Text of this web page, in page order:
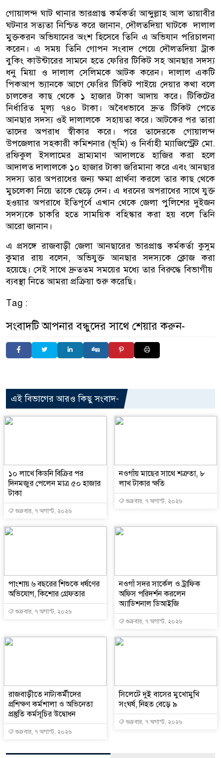
গোয়ালন্দ ঘাট থানার ভারপ্রাপ্ত কর্মকর্তা আব্দুল্লাহ আল তায়াবীর
ঘটনার সত্যতা নিশ্চিত করে জানান, দৌলতদিয়া ঘাটকে দালাল
মুক্তকরন অভিযানের অংশ হিসেবে তিনি এ অভিযান পরিচালনা
করেন। এ সময় তিনি গোপন সংবাদ পেয়ে দৌলতদিয়া ট্রাক
বুকিং কাউন্টারের সামনে হতে ফেরির টিকিট সহ আনছার সদস্য
ধনু মিয়া ও দালাল সেলিমকে আটক করেন। দালাল একটি
পিকআপ ভ্যানকে আগে ফেরির টিকিট পাইয়ে দেয়ার কথা বলে
চালকের কাছ থেকে ১ হাজার টাকা আদায় করে। টিকিটের
নির্ধারিত মূল্য ৭৪০ টাকা। অবৈধভাবে দ্রুত টিকিট পেতে
আনছার সদস্য ওই দালালকে সহায়তা করে। আটকের পর তারা
তাদের অপরাধ স্বীকার করে। পরে তাদেরকে গোয়ালন্দ
উপজেলার সহকারী কমিশনার (ভূমি) ও নির্বাহী ম্যাজিস্ট্রেট মো.
রফিকুল ইসলামের ভ্রাম্যমাণ আদালতে হাজির করা হলে
আদালত দালালকে ১০ হাজার টাকা জরিমানা করে এবং আনছার
সদস্য তার অপরাধের জন্য ক্ষমা প্রার্থনা করলে তার কাছ থেকে
মুচলেকা নিয়ে তাকে ছেড়ে দেন। এ ধরনের অপরাধের সাথে যুক্ত
হওয়ার অপরাধে ইতিপূর্বে এখান থেকে জেলা পুলিশের দুইজন
সদস্যকে চাকরি হতে সাময়িক বহিস্কার করা হয় বলে তিনি
আরো জানান।
এ প্রসঙ্গে রাজবাড়ী জেলা আনছারের ভারপ্রাপ্ত কর্মকর্তা কুসুম
কুমার রায় বলেন, অভিযুক্ত আনছার সদস্যকে ক্লোজ করা
হয়েছে। সেই সাথে দ্রুততম সময়ের মধ্যে তার বিরুদ্ধে বিভাগীয়
ব্যবস্থা নিতে আমরা প্রক্রিয়া শুরু করেছি।
Tag :
সংবাদটি আপনার বন্ধুদের সাথে শেয়ার করুন-
এই বিভাগের আরও কিছু সংবাদ-
১০ লাখে কিডনি বিক্রির পর
দিনমজুর পেলেন মাত্র ৫০ হাজার
টাকা
শুক্রবার, ৭ অগাস্ট, ২০২৬
নওগাঁয় মাছের সাথে শত্রুতা, ৮
লাখ টাকার ক্ষতি
শুক্রবার, ৭ অগাস্ট, ২০২৬
পাংশায় ৬ বছরের শিশুকে ধর্ষণের
অভিযোগ, কিশোর গ্রেফতার
শুক্রবার, ৭ অগাস্ট, ২০২৬
নওগাঁ সদর সার্কেল ও ট্রাফিক
অফিস পরিদর্শন করলেন
অ্যাডিশনাল ডিআইজি
শুক্রবার, ৭ অগাস্ট, ২০২৬
রাজবাড়ীতে নাট্যকর্মীদের
প্রশিক্ষণ কর্মশালা ও অভিনেতা
প্রস্তুতি কর্মসূচির উদ্বোধন
শুক্রবার, ৭ অগাস্ট, ২০২৬
সিলেটে দুই বাসের মুখোমুখি
সংঘর্ষ, নিহত বেড়ে ৯
শুক্রবার, ৭ অগাস্ট, ২০২৬